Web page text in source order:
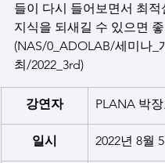
들이 다시 들어보면서 최
지식을 되새길 수 있으면
(NAS/0_ADOLAB/세미나_
최/2022_3rd)
강연자 PLANA 박
일시 2022년 8월